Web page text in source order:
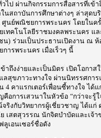
ป ผ่านกิจกรรมการสื่อสารที่เข้า
นสถาบันการศึกษาต่างๆ ล่าสุดบ
นย์พณิชยการพระนคร โดยในค
เทคโนโลยีราชมงคลพระนคร
) ร่วมเป็นประธานเปิดงาน ณ ห้
ารพระนคร เมื่อเร็วๆ นี้
าถึงง่ายและเป็นมิตร เปิดโอกาส
ลสุขภาวะทางใจ ผ่านนิทรรศการ
คาแรกเตอร์เพื่อนซี้ทางใจ ได้แ
อการเสวนาในหัวข้อ “กว่าจะรู้
ริงกับวิทยากรผู้เชี่ยวชาญ ได้แก่
สตสุวรรณ นักจิตบำบัดและเจ้า
ลูเอนเซอร์ชื่อดัง